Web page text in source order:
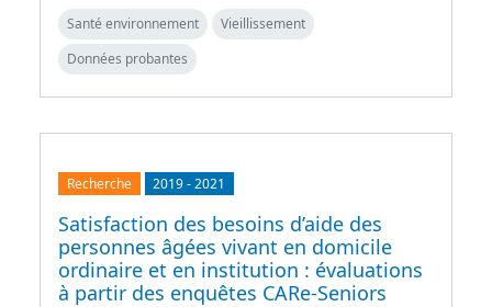
Santé environnement
Vieillissement
Données probantes
Recherche 2019-2021
Satisfaction des besoins d’aide des
personnes âgées vivant en domicile
ordinaire et en institution : évaluations
à partir des enquêtes CARe-Seniors